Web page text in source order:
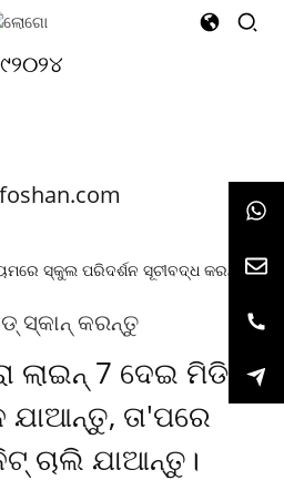
ସ୍କାନ୍ କରନ୍ତୁ
ଲାଇନ୍ 7 ଦେଇ ମିଡିଆ
ତା'ପରେ
ଚାଲି ଯାଆନ୍ତୁ।